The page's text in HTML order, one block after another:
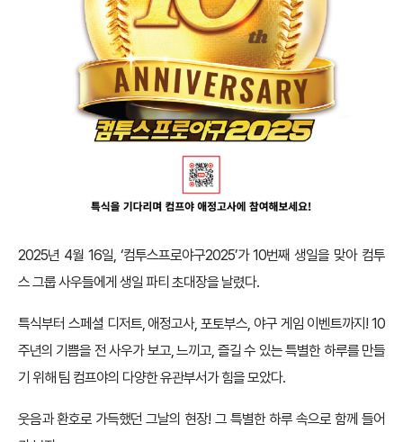
2025년 4월 16일, ‘컴투스프로야구2025’가 10번째 생일을 맞아 컴투
스 그룹 사우들에게 생일 파티 초대장을 날렸다.
특식부터 스페셜 디저트, 애정고사, 포토부스, 야구 게임 이벤트까지! 10
주년의 기쁨을 전 사우가 보고, 느끼고, 즐길 수 있는 특별한 하루를 만들
기 위해 팀 컴프야의 다양한 유관부서가 힘을 모았다.
웃음과 환호로 가득했던 그날의 현장! 그 특별한 하루 속으로 함께 들어